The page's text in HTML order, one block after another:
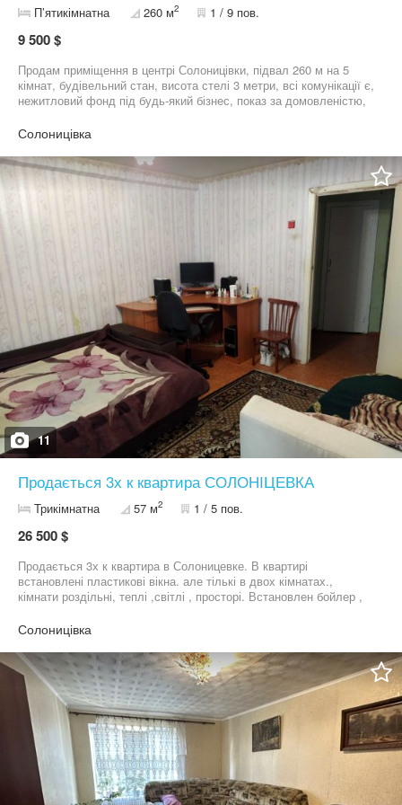
П’ятикімнатна 260 м2 1 / 9 пов.
9 500 $
Продам приміщення в центрі Солоницівки, підвал 260 м на 5
кімнат, будівельний стан, висота стелі 3 метри, всі комунікації є,
нежитловий фонд під будь-який бізнес, показ за домовленістю,
Солоницівка
11
Продається 3х к квартира СОЛОНІЦЕВКА
Трикімнатна 57 м2 1 / 5 пов.
26 500 $
Продається 3х к квартира в Солоницевке. В квартирі
встановлені пластикові вікна. але тількі в двох кімнатах.,
кімнати роздільні, теплі ,світлі , просторі. Встановлен бойлер ,
знаходиться в центрі міста. поруч транспорт, магазини, дитячий
садочок .ЯКЩО купляють через систему є- Відновлення, ціна
будет дорожще из-за конвертації валют.
Солоницівка